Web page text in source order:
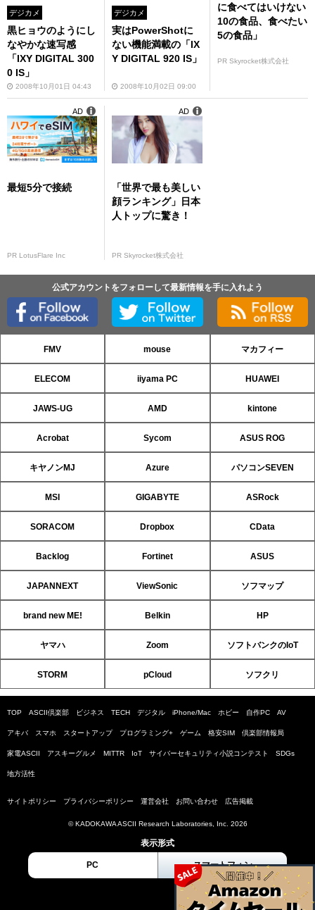
デジカメ
黒ヒョウのようにし
なやかな速写感
「IXY DIGITAL 300
0 IS」
2008年10月01日 04:43
デジカメ
実はPowerShotに
ない機能満載の「IX
Y DIGITAL 920 IS」
2008年10月02日 09:00
に食べてはいけない
10の食品、食べたい
5の食品」
PR Skyrocket株式会社
最短5分で接続
PR LotusFlare Inc
AD
「世界で最も美しい
顔ランキング」日本
人トップに驚き！
PR Skyrocket株式会社
AD
公式アカウントをフォローして最新情報を手に入れよう
FMV mouse マカフィー
ELECOM iiyama PC HUAWEI
JAWS-UG AMD kintone
Acrobat Sycom ASUS ROG
キヤノンMJ Azure パソコンSEVEN
MSI GIGABYTE ASRock
SORACOM Dropbox CData
Backlog Fortinet ASUS
JAPANNEXT ViewSonic ソフマップ
brand new ME! Belkin HP
ヤマハ Zoom ソフトバンクのIoT
STORM pCloud ソフクリ
TOP ASCII倶楽部 ビジネス TECH デジタル iPhone/Mac ホビー 自作PC AV
アキバ スマホ スタートアップ プログラミング+ ゲーム 格安SIM 倶楽部情報局
家電ASCII アスキーグルメ MITTR IoT サイバーセキュリティ小説コンテスト SDGs
地方活性
サイトポリシー プライバシーポリシー 運営会社 お問い合わせ 広告掲載
© KADOKAWA ASCII Research Laboratories, Inc. 2026
表示形式
PC スマートフォン